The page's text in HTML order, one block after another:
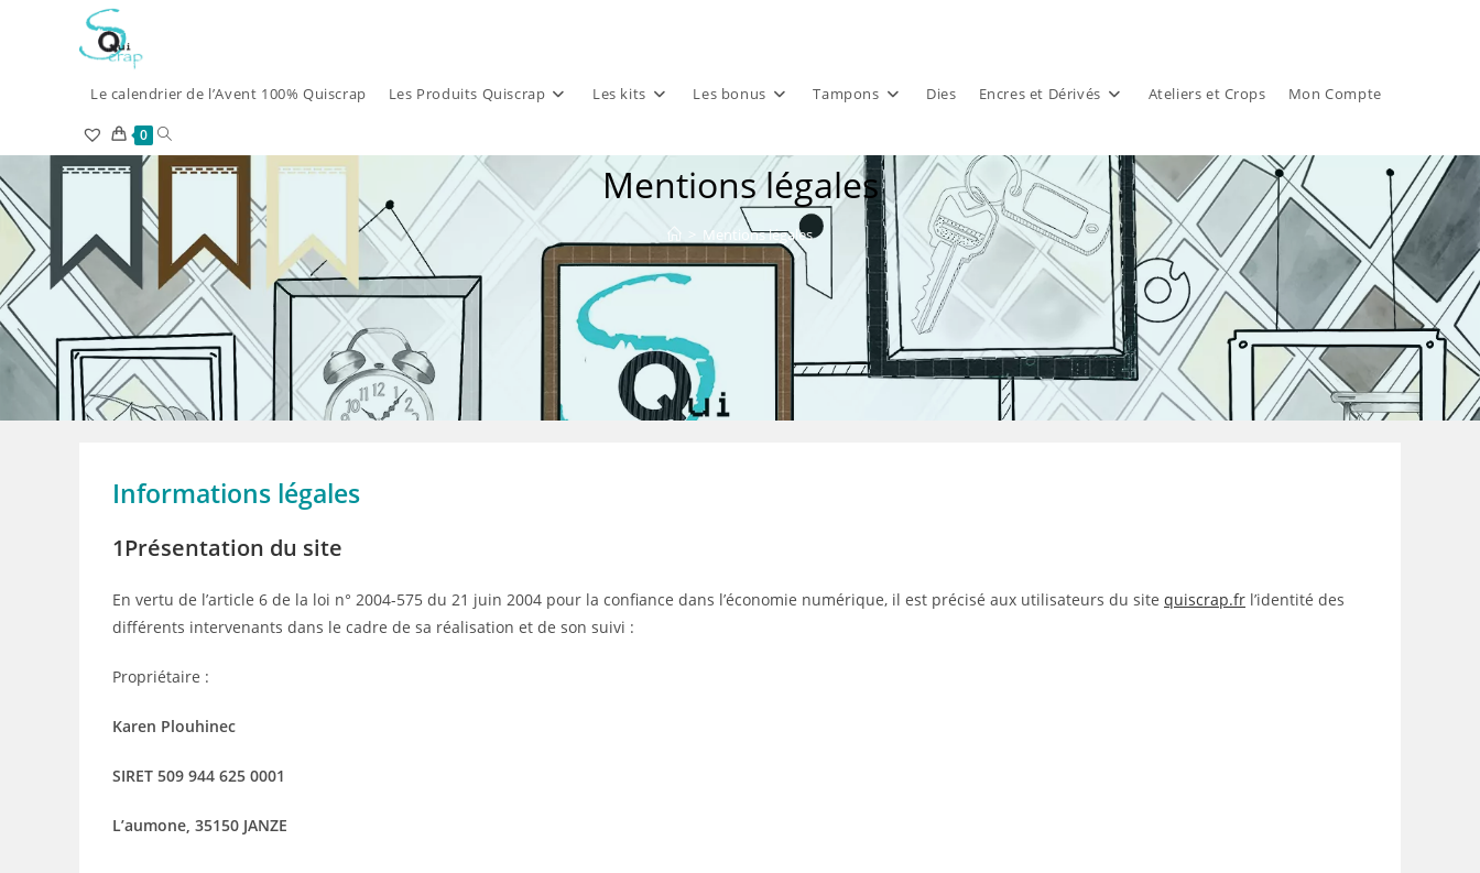
Le calendrier de l’Avent 100% Quiscrap Les Produits Quiscrap Les kits Les bonus Tampons Dies Encres et Dérivés Ateliers et Crops Mon Compte
0 Toggle
website
search
Mentions légales
Mentions légales
Informations légales
1Présentation du site
En vertu de l’article 6 de la loi n° 2004-575 du 21 juin 2004 pour la confiance dans l’économie numérique, il est précisé aux utilisateurs du site quiscrap.fr l’identité des
différents intervenants dans le cadre de sa réalisation et de son suivi :
Propriétaire :
Karen Plouhinec
SIRET 509 944 625 0001
L’aumone, 35150 JANZE